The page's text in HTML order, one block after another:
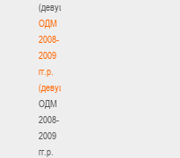
(девушки)
ОДМ
2008-
2009
гг.р.
(девушки)
ОДМ
2008-
2009
гг.р.